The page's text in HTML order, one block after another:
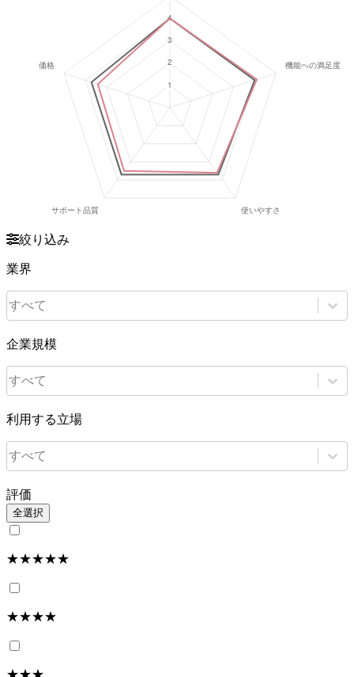
絞り込み
業界
すべて
企業規模
すべて
利用する立場
すべて
評価
全選択
★★★★★
★★★★